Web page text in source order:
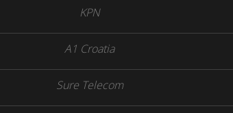
KPN
A1 Croatia
Sure Telecom